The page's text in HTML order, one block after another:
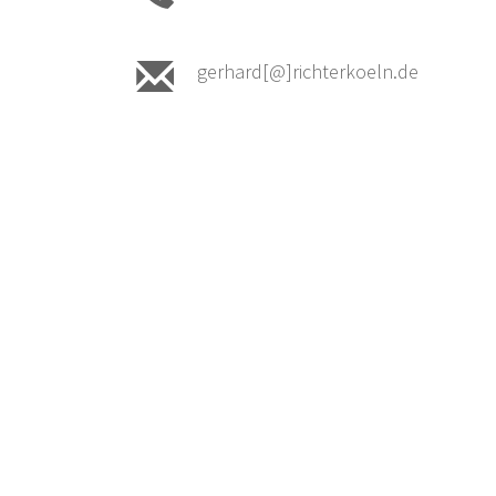
gerhard[@]richterkoeln.de